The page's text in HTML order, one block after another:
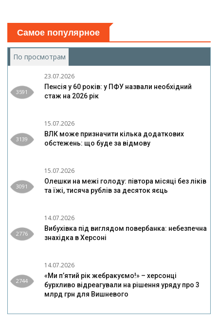
Самое популярное
По просмотрам
3591
23.07.2026
Пенсія у 60 років: у ПФУ назвали необхідний
стаж на 2026 рік
3139
15.07.2026
ВЛК може призначити кілька додаткових
обстежень: що буде за відмову
3091
15.07.2026
Олешки на межі голоду: півтора місяці без ліків
та їжі, тисяча рублів за десяток яєць
2776
14.07.2026
Вибухівка під виглядом повербанка: небезпечна
знахідка в Херсоні
2744
14.07.2026
«Ми п’ятий рік жебракуємо!» – херсонці
бурхливо відреагували на рішення уряду про 3
млрд грн для Вишневого